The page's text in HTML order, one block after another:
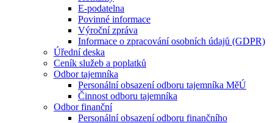
E-podatelna
Povinné informace
Výroční zpráva
Informace o zpracování osobních údajů (GDPR)
Úřední deska
Ceník služeb a poplatků
Odbor tajemníka
Personální obsazení odboru tajemníka MěÚ
Činnost odboru tajemníka
Odbor finanční
Personální obsazení odboru finančního